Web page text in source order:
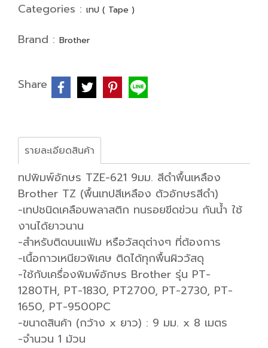
Categories : เทป ( Tape )
Brand : Brother
Share
รายละเอียดสินค้า
ทปพิมพ์อักษร TZE-621 9มม. สีดำพื้นเหลือง
Brother TZ (พื้นเทปสีเหลือง ตัวอักษรสีดำ)
-เทปชนิดเคลือบพลาสติก ทนรอยขีดข่วน กันน้ำ ใช้
งานได้ยาวนาน
-สำหรับติดบนแฟ้ม หรือวัสดุต่างๆ ที่ต้องการ
-เนื้อกาวเหนียวพิเศษ ติดได้ทุกพื้นผิววัสดุ
-ใช้กับเครื่องพิมพ์อักษร Brother รุ่น PT-
1280TH, PT-1830, PT2700, PT-2730, PT-
1650, PT-9500PC
-ขนาดสินค้า (กว้าง x ยาว) : 9 มม. x 8 เมตร
-จำนวน 1 ม้วน